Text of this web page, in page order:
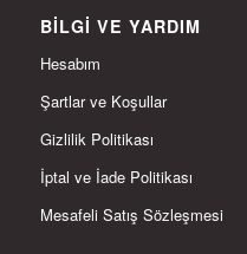
BILGI VE YARDIM
Hesabım
Şartlar ve Koşullar
Gizlilik Politikası
İptal ve İade Politikası
Mesafeli Satış Sözleşmesi